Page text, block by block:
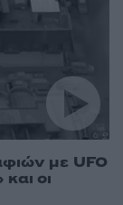
με UFO
οι